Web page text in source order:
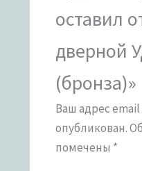
оставил
дверной
(бронза)»
Ваш адрес email
опубликован.
помечены *